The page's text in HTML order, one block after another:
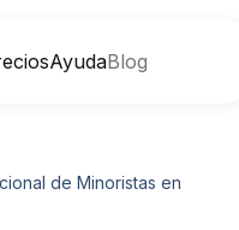
AyudaBlog
de Minoristas en